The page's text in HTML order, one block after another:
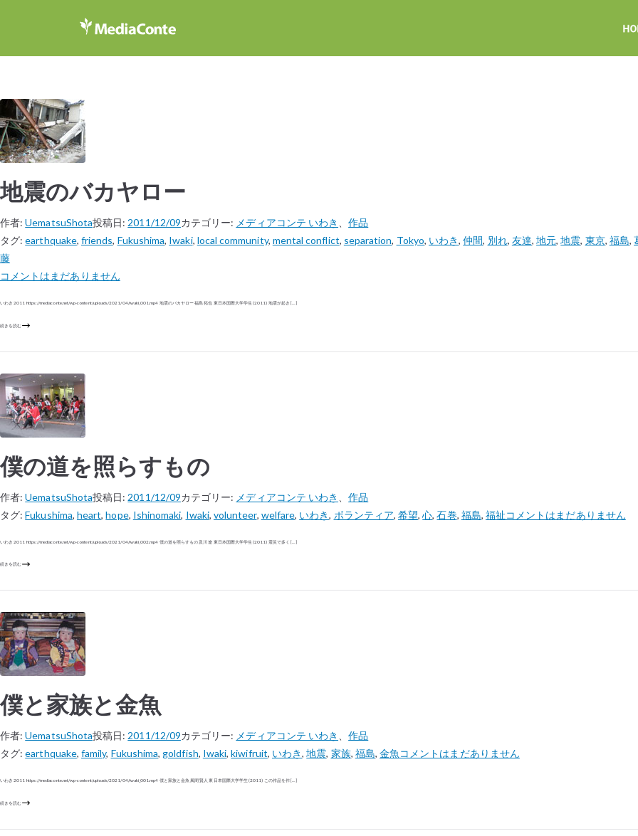
地震のバカヤロー
作者:UematsuShota投稿日: 2011/12/09カテゴリー: メディアコンテ いわき 、作品
タグ:earthquake, friends, Fukushima, Iwaki, local community, mental conflict, separation, Tokyo, いわき,仲間, 別れ, 友達,地元,地震, 東京, 福島,
藤
コメントはまだありません
いわき 2011 https://mediaconte.net/wp-content/uploads/2021/04/iwaki_001.mp4 地震のバカヤロー 福島 拓也 東日本国際大学学生 (2011) 地震が起き […]
続きを読む
僕の道を照らすもの
作者:UematsuShota投稿日: 2011/12/09カテゴリー: メディアコンテ いわき 、作品
タグ:Fukushima, heart,hope, Ishinomaki, Iwaki, volunteer, welfare, いわき, ボランティア, 希望,心,石巻, 福島, 福祉コメントはまだありません
いわき 2011 https://mediaconte.net/wp-content/uploads/2021/04/iwaki_002.mp4 僕の道を照らすもの 及川 遼 東日本国際大学学生 (2011) 震災で多く […]
続きを読む
僕と家族と金魚
作者:UematsuShota投稿日: 2011/12/09カテゴリー: メディアコンテ いわき 、作品
タグ:earthquake, family, Fukushima,goldfish, Iwaki,kiwifruit, いわき,地震, 家族, 福島, 金魚 コメントはまだありません
いわき 2011 https://mediaconte.net/wp-content/uploads/2021/04/iwaki_001.mp4 僕と家族と金魚 風間 賢人 東日本国際大学学生 (2011) この作品を作 […]
続きを読む